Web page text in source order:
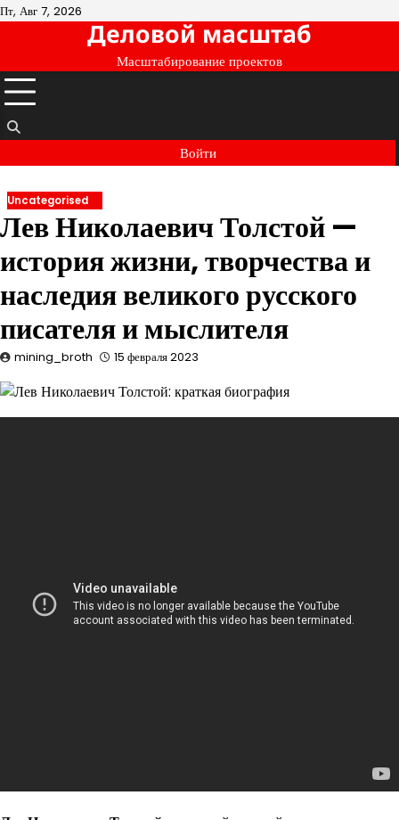
Перейти
Пт, Авг 7, 2026
Деловой масштаб
Масштабирование проектов
Войти
Uncategorised
Лев Николаевич Толстой —
история жизни, творчества и
наследия великого русского
писателя и мыслителя
mining_broth 15 февраля 2023